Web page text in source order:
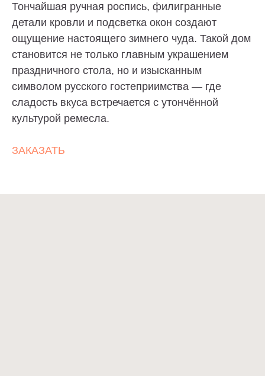
Тончайшая ручная роспись, филигранные
детали кровли и подсветка окон создают
ощущение настоящего зимнего чуда. Такой дом
становится не только главным украшением
праздничного стола, но и изысканным
символом русского гостеприимства — где
сладость вкуса встречается с утончённой
культурой ремесла.
ЗАКАЗАТЬ
Торт без сахара, торт без глютена, торт без
лактозы? — Пожалуйста. Просто скажите о
своих предпочтениях. И конечно, отрисуем эскиз
по Вашему описанию и воплотим любые
пожелания в торте.
ИНДИВИДУАЛЬНЫЙ ЗАКАЗ
Cake-Story